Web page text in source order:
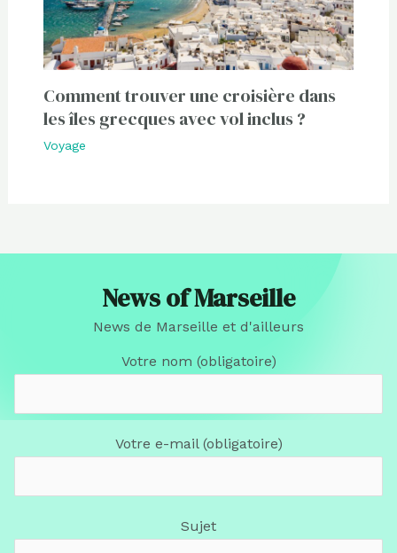
Comment trouver une croisière dans
les îles grecques avec vol inclus ?
Voyage
News of Marseille
News de Marseille et d'ailleurs
Votre nom (obligatoire)
Votre e-mail (obligatoire)
Sujet